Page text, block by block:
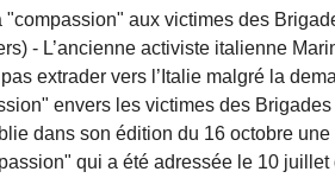
"compassion" aux victimes des
- L’ancienne activiste italienne
extrader vers l’Italie malgré la
envers les victimes des Brigades
dans son édition du 16 octobre
qui a été adressée le 10 juillet